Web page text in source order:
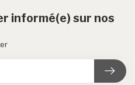
informé(e) sur nos